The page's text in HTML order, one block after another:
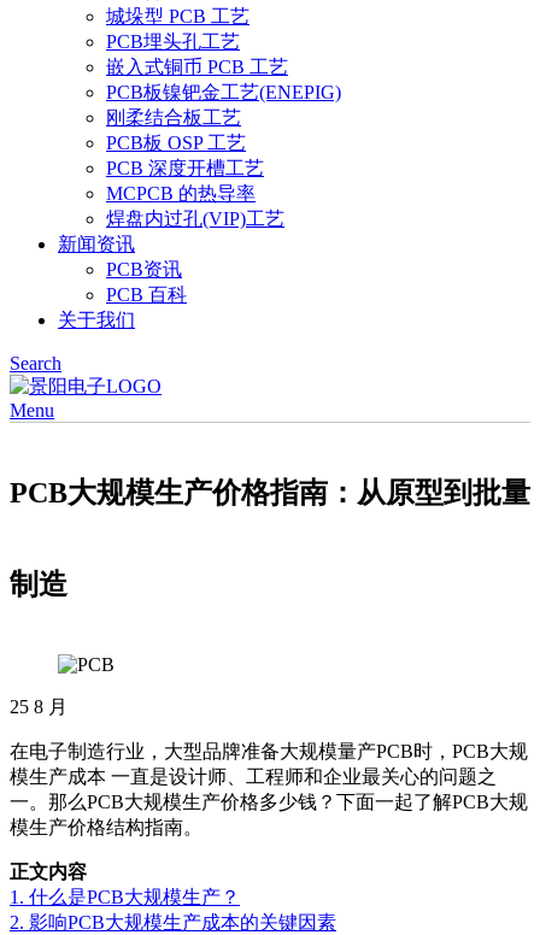
城垛型 PCB 工艺
PCB埋头孔工艺
嵌入式铜币 PCB 工艺
PCB板镍钯金工艺(ENEPIG)
刚柔结合板工艺
PCB板 OSP 工艺
PCB 深度开槽工艺
MCPCB 的热导率
焊盘内过孔(VIP)工艺
新闻资讯
PCB资讯
PCB 百科
关于我们
Search
Menu
PCB大规模生产价格指南：从原型到批量
制造
25 8 月
在电子制造行业，大型品牌准备大规模量产PCB时，PCB大规
模生产成本 一直是设计师、工程师和企业最关心的问题之
一。那么PCB大规模生产价格多少钱？下面一起了解PCB大规
模生产价格结构指南。
正文内容
1. 什么是PCB大规模生产？
2. 影响PCB大规模生产成本的关键因素